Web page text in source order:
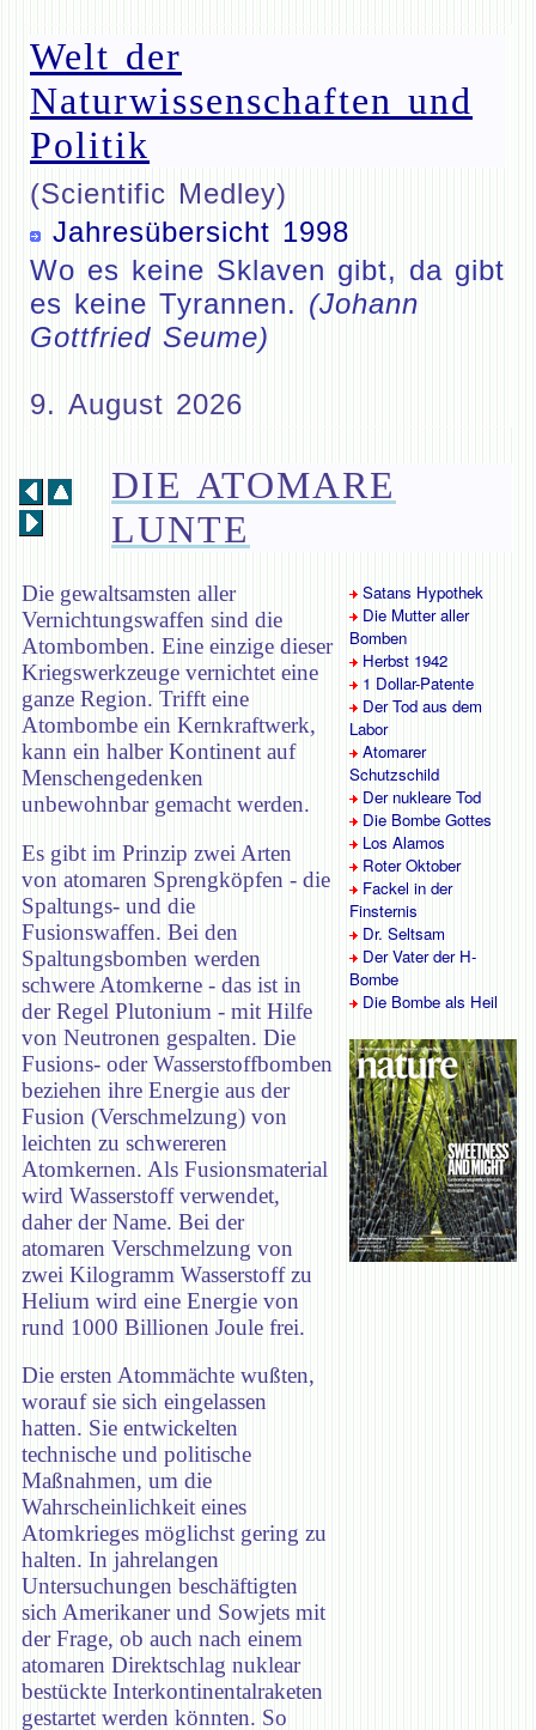
Welt der
Naturwissenschaften und
Politik
(Scientific Medley)
Jahresübersicht 1998
Wo es keine Sklaven gibt, da gibt
es keine Tyrannen. (Johann
Gottfried Seume)
9. August 2026
DIE ATOMARE
LUNTE
Die gewaltsamsten aller
Vernichtungswaffen sind die
Atombomben. Eine einzige dieser
Kriegswerkzeuge vernichtet eine
ganze Region. Trifft eine
Atombombe ein Kernkraftwerk,
kann ein halber Kontinent auf
Menschengedenken
unbewohnbar gemacht werden.
Es gibt im Prinzip zwei Arten
von atomaren Sprengköpfen - die
Spaltungs- und die
Fusionswaffen. Bei den
Spaltungsbomben werden
schwere Atomkerne - das ist in
der Regel Plutonium - mit Hilfe
von Neutronen gespalten. Die
Fusions- oder Wasserstoffbomben
beziehen ihre Energie aus der
Fusion (Verschmelzung) von
leichten zu schwereren
Atomkernen. Als Fusionsmaterial
wird Wasserstoff verwendet,
daher der Name. Bei der
atomaren Verschmelzung von
zwei Kilogramm Wasserstoff zu
Helium wird eine Energie von
rund 1000 Billionen Joule frei.
Die ersten Atommächte wußten,
worauf sie sich eingelassen
hatten. Sie entwickelten
technische und politische
Maßnahmen, um die
Wahrscheinlichkeit eines
Atomkrieges möglichst gering zu
halten. In jahrelangen
Untersuchungen beschäftigten
sich Amerikaner und Sowjets mit
der Frage, ob auch nach einem
atomaren Direktschlag nuklear
bestückte Interkontinentalraketen
gestartet werden könnten. So
Satans Hypothek
Die Mutter aller
Bomben
Herbst 1942
1 Dollar-Patente
Der Tod aus dem
Labor
Atomarer
Schutzschild
Der nukleare Tod
Die Bombe Gottes
Los Alamos
Roter Oktober
Fackel in der
Finsternis
Dr. Seltsam
Der Vater der H-
Bombe
Die Bombe als Heil